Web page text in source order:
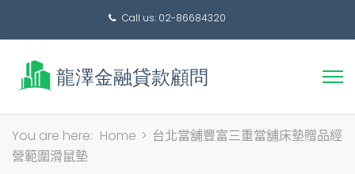
Call us: 02-86684320
搜
You are here: Home > 台北當舖豐富三重當舖床墊贈品經
營範圍滑鼠墊